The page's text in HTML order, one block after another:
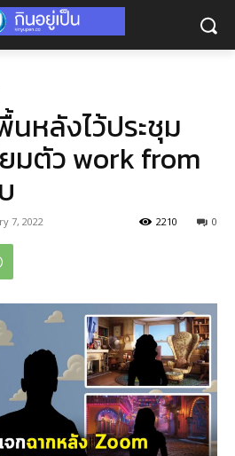
หลังไว้ประชุม
มตัว work from
7, 2022 0
2210